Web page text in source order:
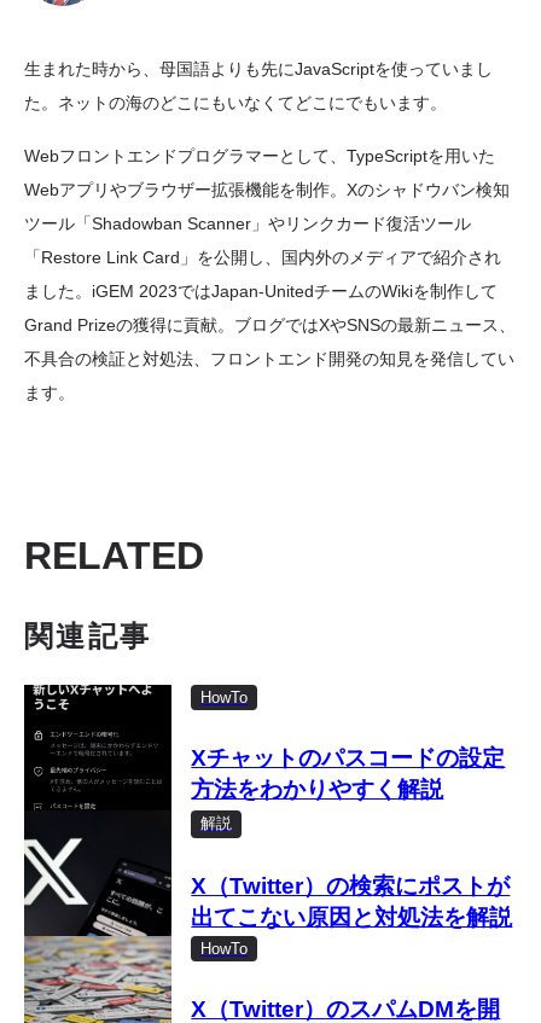
生まれた時から、母国語よりも先にJavaScriptを使っていまし
た。ネットの海のどこにもいなくてどこにでもいます。
Webフロントエンドプログラマーとして、TypeScriptを用いた
Webアプリやブラウザー拡張機能を制作。Xのシャドウバン検知
ツール「Shadowban Scanner」やリンクカード復活ツール
「Restore Link Card」を公開し、国内外のメディアで紹介され
ました。iGEM 2023ではJapan-UnitedチームのWikiを制作して
Grand Prizeの獲得に貢献。ブログではXやSNSの最新ニュース、
不具合の検証と対処法、フロントエンド開発の知見を発信してい
ます。
RELATED
関連記事
HowTo
Xチャットのパスコードの設定
方法をわかりやすく解説
解説
X（Twitter）の検索にポストが
出てこない原因と対処法を解説
HowTo
X（Twitter）のスパムDMを開